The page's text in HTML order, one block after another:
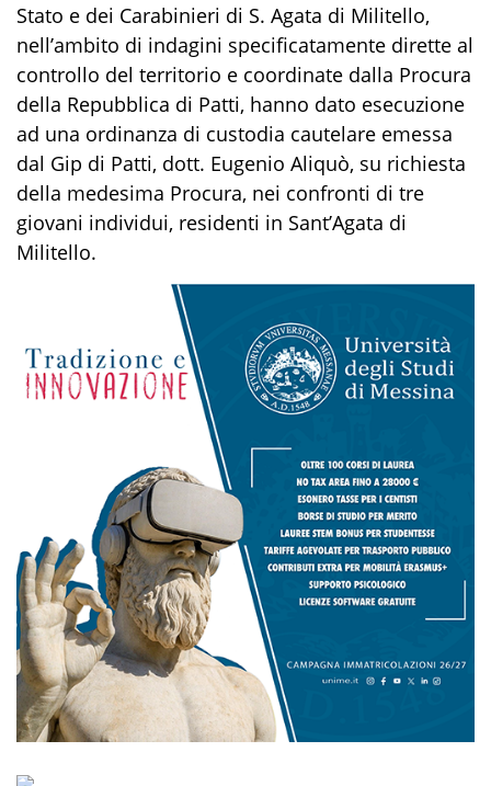
Stato e dei Carabinieri di S. Agata di Militello,
nell’ambito di indagini specificatamente dirette al
controllo del territorio e coordinate dalla Procura
della Repubblica di Patti, hanno dato esecuzione
ad una ordinanza di custodia cautelare emessa
dal Gip di Patti, dott. Eugenio Aliquò, su richiesta
della medesima Procura, nei confronti di tre
giovani individui, residenti in Sant’Agata di
Militello.